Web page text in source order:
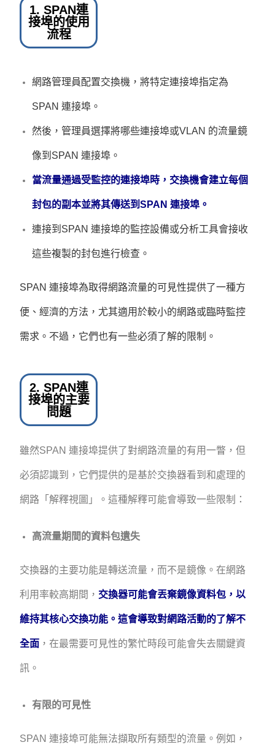
1. SPAN連
接埠的使用
流程
網路管理員配置交換機，將特定連接埠指定為
SPAN 連接埠。
然後，管理員選擇將哪些連接埠或VLAN 的流量鏡
像到SPAN 連接埠。
當流量通過受監控的連接埠時，交換機會建立每個
封包的副本並將其傳送到SPAN 連接埠。
連接到SPAN 連接埠的監控設備或分析工具會接收
這些複製的封包進行檢查。
SPAN 連接埠為取得網路流量的可見性提供了一種方
便、經濟的方法，尤其適用於較小的網路或臨時監控
需求。不過，它們也有一些必須了解的限制。
2. SPAN連
接埠的主要
問題
雖然SPAN 連接埠提供了對網路流量的有用一瞥，但
必須認識到，它們提供的是基於交換器看到和處理的
網路「解釋視圖」。這種解釋可能會導致一些限制：
高流量期間的資料包遺失
交換器的主要功能是轉送流量，而不是鏡像。在網路
利用率較高期間， 交換器可能會丟棄鏡像資料包，以
維持其核心交換功能。這會導致對網路活動的了解不
全面 ，在最需要可見性的繁忙時段可能會失去關鍵資
訊。
有限的可見性
SPAN 連接埠可能無法擷取所有類型的流量。例如，